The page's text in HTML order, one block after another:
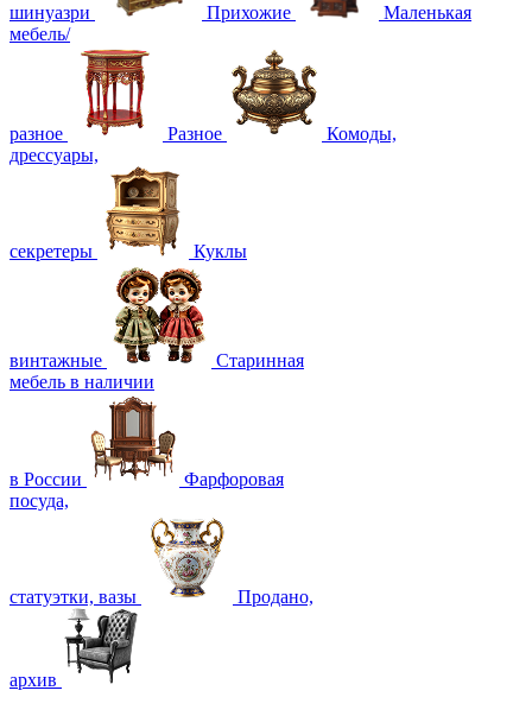
шинуазри Прихожие
Маленькая
мебель/
разное Разное
Комоды,
дрессуары,
секретеры Куклы
винтажные
Старинная
мебель в наличии
в России
Фарфоровая
посуда,
статуэтки, вазы Продано,
архив